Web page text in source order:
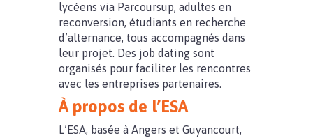
lycéens via Parcoursup, adultes en
reconversion, étudiants en recherche
d’alternance, tous accompagnés dans
leur projet. Des job dating sont
organisés pour faciliter les rencontres
avec les entreprises partenaires.
À propos de l’ESA
L’ESA, basée à Angers et Guyancourt,